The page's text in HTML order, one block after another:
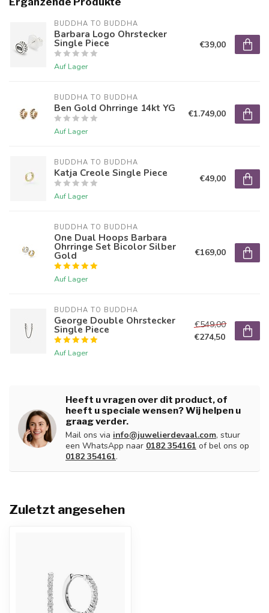
BUDDHA TO BUDDHA
Barbara Logo Ohrstecker
Single Piece
Auf Lager
€39,00
BUDDHA TO BUDDHA
Ben Gold Ohrringe 14kt YG
Auf Lager
€1.749,00
BUDDHA TO BUDDHA
Katja Creole Single Piece
Auf Lager
€49,00
BUDDHA TO BUDDHA
One Dual Hoops Barbara
Ohrringe Set Bicolor Silber
Gold
Auf Lager
€169,00
BUDDHA TO BUDDHA
George Double Ohrstecker
Single Piece
Auf Lager
€549,00
€274,50
Heeft u vragen over dit product, of
heeft u speciale wensen? Wij helpen u
graag verder.
Mail ons via info@juwelierdevaal.com, stuur
een WhatsApp naar 0182 354161 of bel ons op
0182 354161.
Zuletzt angesehen